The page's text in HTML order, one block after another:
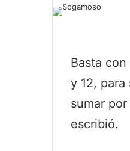
Basta
y 12,
sumar
escribió.